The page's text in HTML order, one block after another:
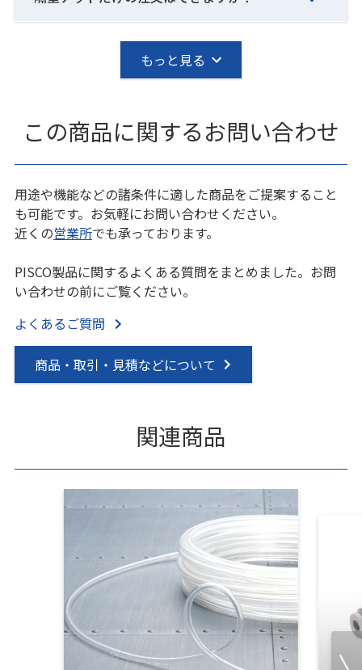
もっと見る
この商品に関するお問い合わせ
用途や機能などの諸条件に適した商品をご提案すること
も可能です。お気軽にお問い合わせください。
近くの営業所でも承っております。
PISCO製品に関するよくある質問をまとめました。お問
い合わせの前にご覧ください。
よくあるご質問
商品・取引・見積などについて
関連商品